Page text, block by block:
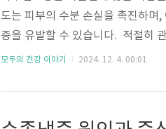
도는 피부의 수분 손실을 촉진하며
증을 유발할 수 있습니다. 적절히
있습니다. 따라서 피부건조증의 원
모두의 건강 이야기 2024. 12. 4. 00:01